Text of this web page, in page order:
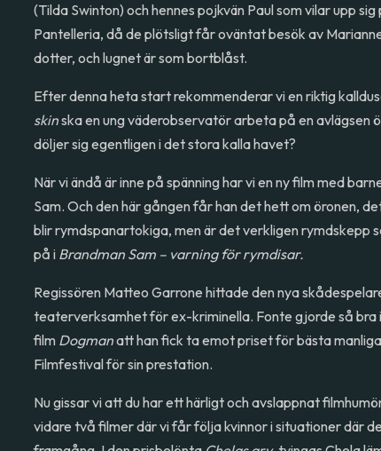
(Tilda Swinton) och hennes pojkvän Paul som vilar upp
Pantelleria, då de plötsligt får oväntat besök av
dotter, och lugnet är som bortblåst.
Efter denna heta start rekommenderar vi en riktig
skinska en ung väderobservatör arbeta på en avlägsen
döljer sig egentligen i det stora kalla havet?
När vi ändå är inne på spänning har vi en ny film med
Sam. Och den här gången får han det hett om öronen,
blir rymdspanartokiga, men är det verkligen rymdskepp
på i Brandman Sam – varning för rymdisar.
Regissören Matteo Garrone hittade den nya
teaterverksamhet för ex-kriminella. Fonte gjorde så bra
film Dogmanatt han fick ta emot priset för bästa
Filmfestival för sin prestation.
Nu gissar vi att du har ett härligt och avslappnat
vidare två filmer där vi får följa kvinnor i situationer där